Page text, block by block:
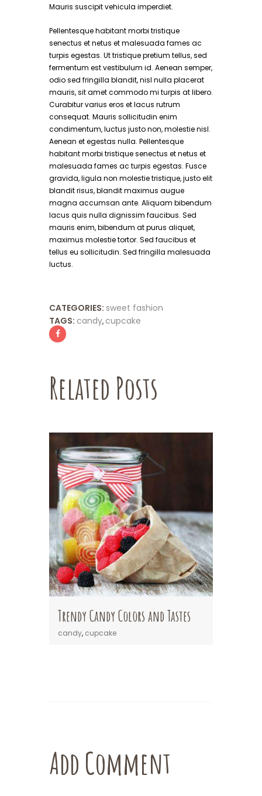
Mauris suscipit vehicula imperdiet.
Pellentesque habitant morbi tristique
senectus et netus et malesuada fames ac
turpis egestas. Ut tristique pretium tellus, sed
fermentum est vestibulum id. Aenean semper,
odio sed fringilla blandit, nisl nulla placerat
mauris, sit amet commodo mi turpis at libero.
Curabitur varius eros et lacus rutrum
consequat. Mauris sollicitudin enim
condimentum, luctus justo non, molestie nisl.
Aenean et egestas nulla. Pellentesque
habitant morbi tristique senectus et netus et
malesuada fames ac turpis egestas. Fusce
gravida, ligula non molestie tristique, justo elit
blandit risus, blandit maximus augue
magna accumsan ante. Aliquam bibendum
lacus quis nulla dignissim faucibus. Sed
mauris enim, bibendum at purus aliquet,
maximus molestie tortor. Sed faucibus et
tellus eu sollicitudin. Sed fringilla malesuada
luctus.
CATEGORIES: sweet fashion
TAGS: candy, cupcake
Related Posts
Trendy Candy Colors and Tastes
candy, cupcake
Add Comment